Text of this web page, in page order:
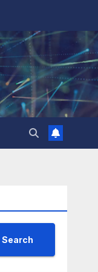
Search